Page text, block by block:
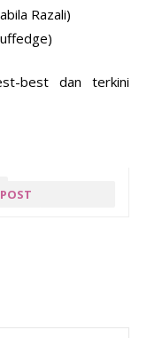
Razali)
best dan terkini